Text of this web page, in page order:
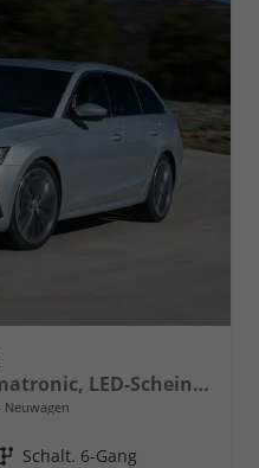
Extra 16" Alufelgen, Climatronic, LED-Scheinwerfer, Parksensoren hinten, Radio 10" + Wireless Smartlink, Tempomat, Multifunktions-Lederlenkrad, Dachreling uvm.
Neuwagen
Getriebe Schalt. 6-Gang